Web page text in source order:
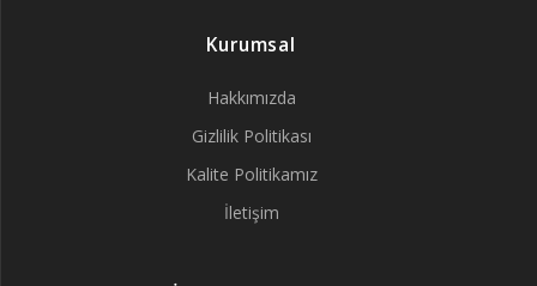
Kurumsal
Hakkımızda
Gizlilik Politikası
Kalite Politikamız
İletişim